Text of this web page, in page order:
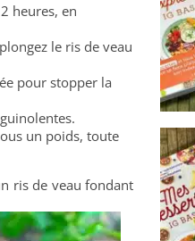
heures, en
le ris de veau
pour stopper la
un poids, toute
ris de veau fondant